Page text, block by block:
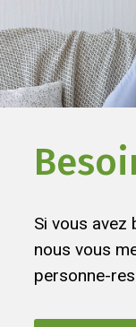
Si vous avez
nous vous
personne-